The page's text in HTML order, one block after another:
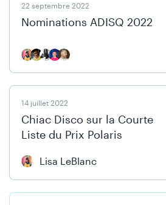
22 septembre 2022
Nominations ADISQ 2022
14 juillet 2022
Chiac Disco sur la Courte
Liste du Prix Polaris
Lisa LeBlanc